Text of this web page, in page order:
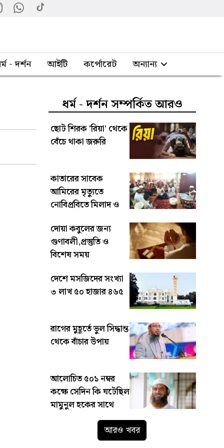
- দর্শন আইটি কর্পোরেট অন্যান্য
ধর্ম - দর্শন সম্পর্কিত আরও
ছোট শিরক ‌'রিয়া' থেকে
বেঁচে থাকা জরুরি
কাতারের সাবেক
আমিরের মৃত্যুতে
নোবিপ্রবিতে মিলাদ ও
দোয়া কবুলের জন্য
গুণাবলী,প্রস্তুতি ও
বিশেষ সময়
দেশে মসজিদের সংখ্যা
৩ লাখ ৫০ হাজার ৪৬৫
রাগের মুহূর্তে ভুল সিদ্ধান্ত
থেকে বাঁচার উপায়
আলোচিত ৫০১ নম্বর
কক্ষে সেদিন কি ঘটেছিল
মামুনুল হকের সাথে
আরও খবর